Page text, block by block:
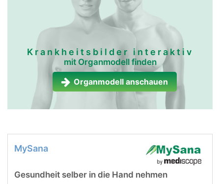
Krankheitsbilder interaktiv
mit Organmodell finden
Organmodell anschauen
MySana
Gesundheit selber in die Hand nehmen